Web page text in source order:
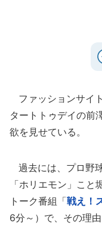
ファッションサイ
タートトゥデイの前
欲を見せている。
過去には、プロ野
「ホリエモン」こ
トーク番組「戦え！
6分～）で、その理由